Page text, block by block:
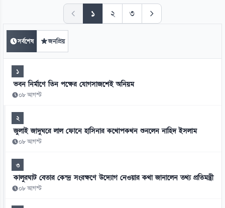
১ ২ ৩
সর্বশেষ জনপ্রিয়
১
ভবন নির্মাণে তিন পক্ষের যোগসাজশেই অনিয়ম
০৮ আগস্ট
২
জুলাই জাদুঘরে লাল ফোনে হাসিনার কথোপকথন শুনলেন নাহিদ ইসলাম
০৮ আগস্ট
৩
কালুরঘাট বেতার কেন্দ্র সংরক্ষণে উদ্যোগ নেওয়ার কথা জানালেন তথ্য প্রতিমন্ত্রী
০৮ আগস্ট